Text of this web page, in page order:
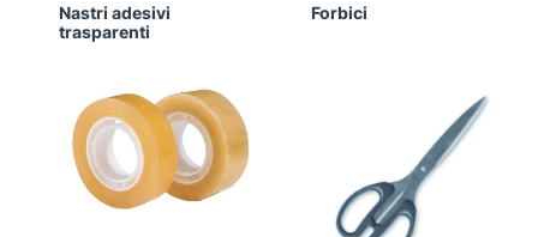
Nastri adesivi
trasparenti
Forbici